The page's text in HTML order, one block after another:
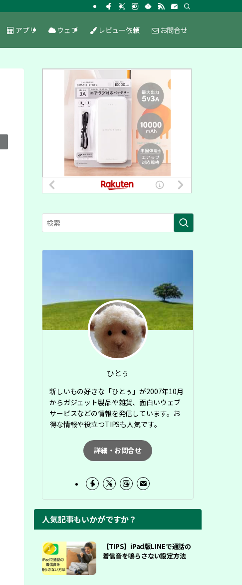
アプリ ウェブ レビュー依頼 お問合せ
ひとぅ
新しいもの好きな「ひとぅ」が2007年10月
からガジェット製品や雑貨、面白いウェブ
サービスなどの情報を発信しています。お
得な情報や役立つTIPSも人気です。
詳細・お問合せ
人気記事もいかがですか？
【TIPS】iPad版LINEで通話の
着信音を鳴らさない設定方法